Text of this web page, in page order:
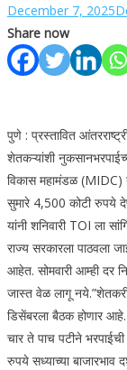
December 7, 2025
Share now
पुणे : प्रस्तावित
शेतकऱ्यांशी
विकास महामंडळ (MIDC)
सुमारे 4,500 कोटी रुपये
यांनी शनिवारी TOI ला
राज्य सरकारला पाठवला
आहेत. सोमवारी आम्ही दर
जास्त वेळ लागू नये.”
डिसेंबरला बैठक होणार आहे.
चार ते पाच पटीने
रुपये सध्याच्या बाजारभाव